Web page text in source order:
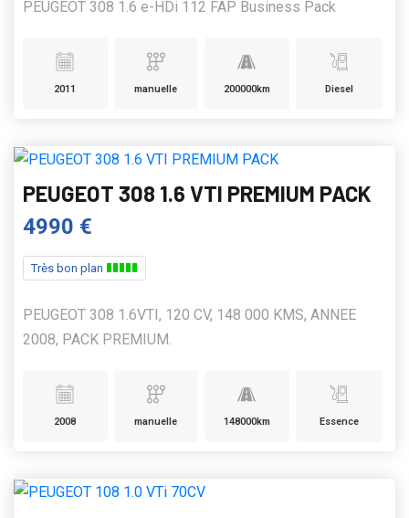
PEUGEOT 308 1.6 e-HDi 112 FAP Business Pack
2011 manuelle 200000km Diesel
PEUGEOT 308 1.6 VTI PREMIUM PACK
4990 €
Très bon plan
PEUGEOT 308 1.6VTI, 120 CV, 148 000 KMS, ANNEE
2008, PACK PREMIUM.
2008 manuelle 148000km Essence